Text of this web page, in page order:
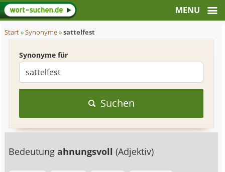
Start»Synonyme»sattelfest
Synonyme für
Suchen
Bedeutungahnungsvoll(Adjektiv)